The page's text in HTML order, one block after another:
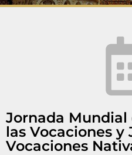
Jornada Mundial
las Vocaciones y
Vocaciones